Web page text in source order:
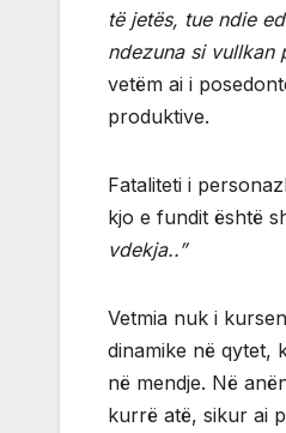
të jetës, tue ndie
ndezuna si vullkan
vetëm ai i
produktive.
Fataliteti i
kjo e fundit është
vdekja..”
Vetmia nuk i
dinamike në qytet,
në mendje. Në
kurrë atë, sikur ai